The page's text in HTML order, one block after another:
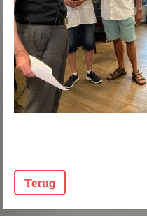
Terug